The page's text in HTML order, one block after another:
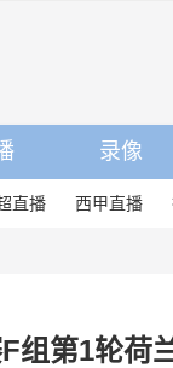
录像
直播 西甲直播
组第1轮荷